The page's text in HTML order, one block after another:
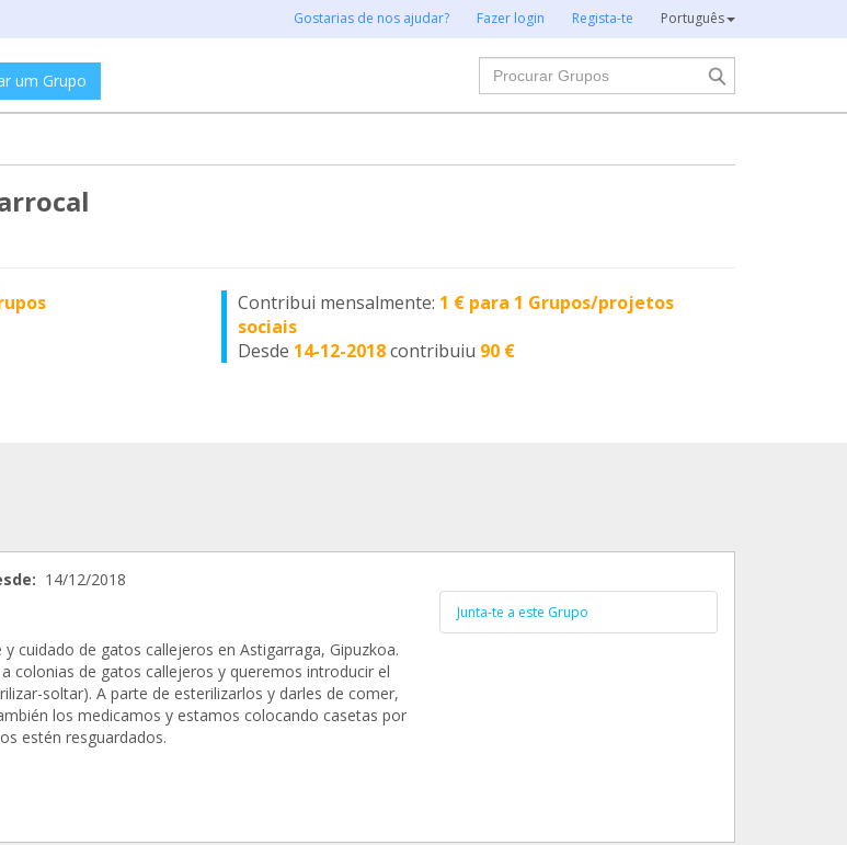
Gostarias de nos ajudar? Fazer login Regista-te Português
um Grupo
Procurar
Contribui mensalmente: 1 € para 1 Grupos/projetos
sociais
Desde 14-12-2018contribuiu 90 €
14/12/2018
cuidado de gatos callejeros en Astigarraga, Gipuzkoa.
colonias de gatos callejeros y queremos introducir el
soltar). A parte de esterilizarlos y darles de comer,
los medicamos y estamos colocando casetas por
estén resguardados.
Junta-te a este Grupo